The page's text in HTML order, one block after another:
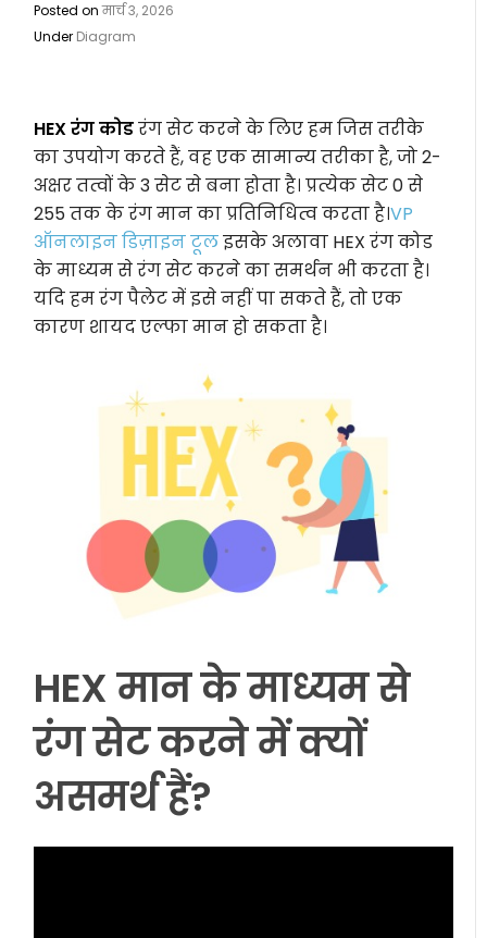
Posted onमार्च 3, 2026
Under Diagram
HEX रंग कोडरंग सेट करने के लिए हम जिस तरीके
का उपयोग करते हैं, वह एक सामान्य तरीका है, जो 2-
अक्षर तत्वों के 3 सेट से बना होता है। प्रत्येक सेट 0 से
255 तक के रंग मान का प्रतिनिधित्व करता है।VP
ऑनलाइन डिज़ाइन टूलइसके अलावा HEX रंग कोड
के माध्यम से रंग सेट करने का समर्थन भी करता है।
यदि हम रंग पैलेट में इसे नहीं पा सकते हैं, तो एक
कारण शायद एल्फा मान हो सकता है।
HEX मान के माध्यम से
रंग सेट करने में क्यों
असमर्थ हैं?